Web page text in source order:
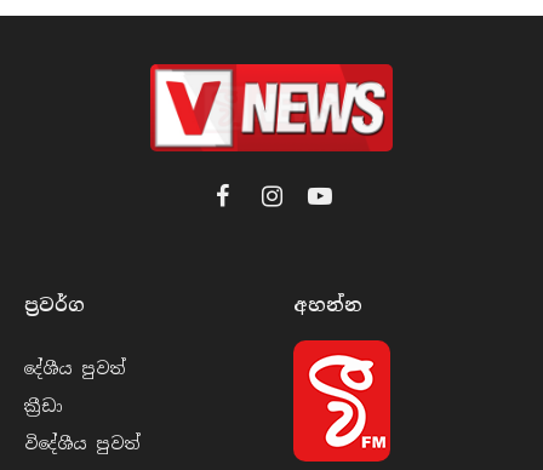
FacebookInstagramYouTube
ප්‍රවර්​ග
දේශීය පුව​ත්
ක්‍රී​ඩා
විදේශීය පුව​ත්
අහන්​න